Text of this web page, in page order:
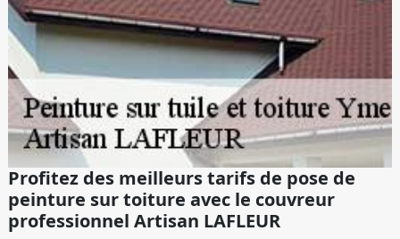
Profitez des meilleurs tarifs de pose de
peinture sur toiture avec le couvreur
professionnel Artisan LAFLEUR